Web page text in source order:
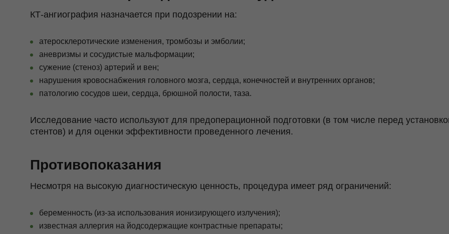
КТ-ангиография назначается при подозрении на:
атеросклеротические изменения, тромбозы и эмболии;
аневризмы и сосудистые мальформации;
сужение (стеноз) артерий и вен;
нарушения кровоснабжения головного мозга, сердца, конечностей и внутренних органов;
патологию сосудов шеи, сердца, брюшной полости, таза.
Исследование часто используют для предоперационной подготовки (в том числе перед
стентов) и для оценки эффективности проведенного лечения.
Противопоказания
Несмотря на высокую диагностическую ценность, процедура имеет ряд ограничений:
беременность (из-за использования ионизирующего излучения);
известная аллергия на йодсодержащие контрастные препараты;